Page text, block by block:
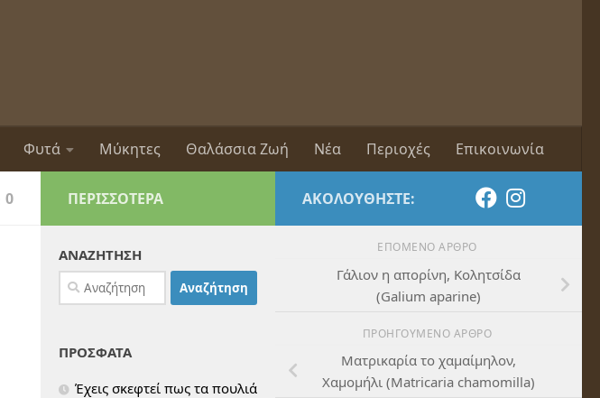
Φυτά Μύκητες Θαλάσσια Ζωή Νέα Περιοχές Επικοινωνία
0 ΑΚΟΛΟΥΘΉΣΤΕ:
ΕΠΌΜΕΝΟ ΆΡΘΡΟ
Γάλιον η απορίνη, Κολητσίδα
(Galium aparine)
ΠΡΟΗΓΟΎΜΕΝΟ ΆΡΘΡΟ
Ματρικαρία το χαμαίμηλον,
Χαμομήλι (Matricaria chamomilla)
ΠΕΡΙΣΣΌΤΕΡΑ
ΑΝΑΖΗΤΗΣΗ
Αναζήτηση
για:
ΠΡΟΣΦΑΤΑ
Έχεις σκεφτεί πως τα πουλιά